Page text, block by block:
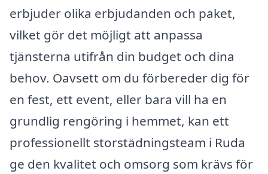
erbjuder olika erbjudanden och paket,
vilket gör det möjligt att anpassa
tjänsterna utifrån din budget och dina
behov. Oavsett om du förbereder dig för
en fest, ett event, eller bara vill ha en
grundlig rengöring i hemmet, kan ett
professionellt storstädningsteam i Ruda
ge den kvalitet och omsorg som krävs för